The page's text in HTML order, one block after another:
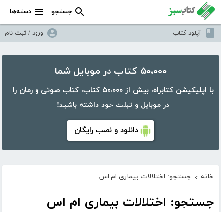
دسته‌ها جستجو
آپلود کتاب ورود / ثبت نام
۵۰،۰۰۰ کتاب در موبایل شما
با اپلیکیشن کتابراه، بیش از ۵۰،۰۰۰ کتاب، کتاب صوتی و رمان را
در موبایل و تبلت خود داشته باشید!
دانلود و نصب رایگان
خانه › جستجو: اختلالات بیماری ام اس
جستجو: اختلالات بیماری ام اس